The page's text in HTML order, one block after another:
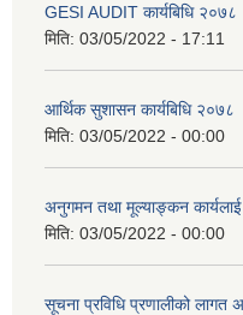
GESI AUDIT कार्यबिधि २०७८
मिति: 03/05/2022 - 17:11
आर्थिक सुशासन कार्यबिधि २०७८
मिति: 03/05/2022 - 00:00
अनुगमन तथा मूल्याङ्कन कार्यलाई
मिति: 03/05/2022 - 00:00
सूचना प्रविधि प्रणालीको लागत